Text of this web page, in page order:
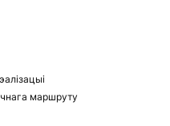
маршруту